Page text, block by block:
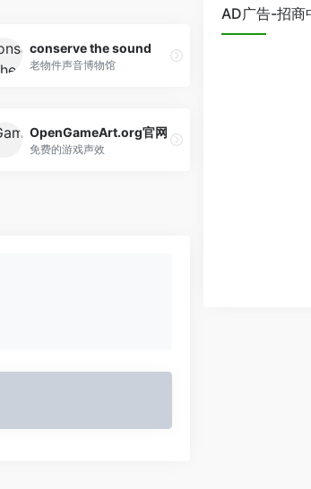
conserve the sound
老物件声音博物馆
OpenGameArt.org官网
免费的游戏声效
AD广告-招商